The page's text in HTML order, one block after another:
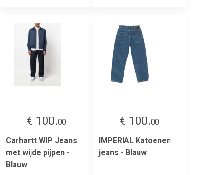
€ 100.00
Carhartt WIP Jeans
met wijde pijpen -
Blauw
€ 100.00
IMPERIAL Katoenen
jeans - Blauw